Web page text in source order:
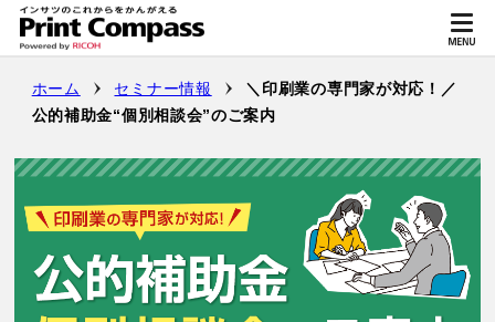
ホーム セミナー情報
＼印刷業の専門家が対応！／
公的補助金“個別相談会”のご案内